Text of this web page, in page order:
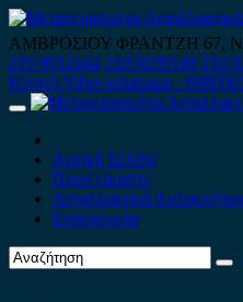
Skip
to
content
ΑΜΒΡΟΣΙΟΥ ΦΡΑΝΤΖΗ 67,
210 9012444 210 9239148 210
Κινητό-Viber-whatsapp :
Primary
Αρχική Σελίδα
Ποιοί είμαστε
Ανταλλακτικά
Επικοινωνία